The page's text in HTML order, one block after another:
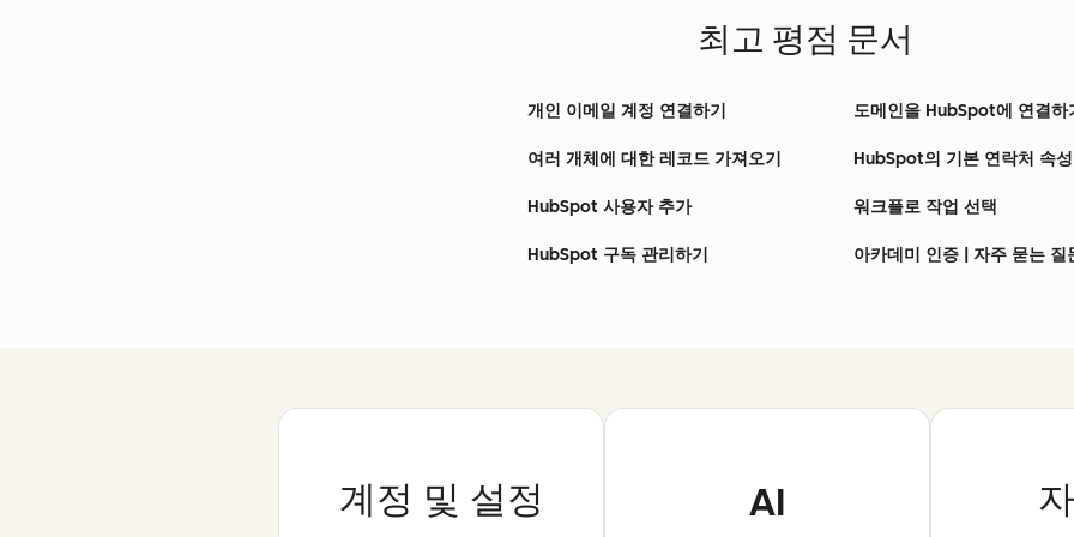
최고 평점 문서
개인 이메일 계정 연결하기
여러 개체에 대한 레코드 가져오기
HubSpot 사용자 추가
HubSpot 구독 관리하기
도메인을 HubSpot에 연결하
HubSpot의 기본 연락처 속성
워크플로 작업 선택
아카데미 인증 | 자주 묻는 질
계정 및 설정 AI